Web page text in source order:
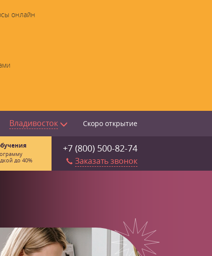
онлайн
Владивосток Скоро открытие
+7 (800) 500-82-74
Заказать звонок
до 40%